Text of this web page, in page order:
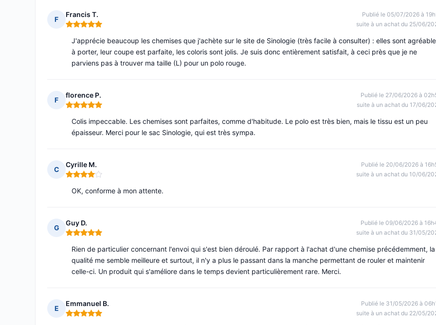
F
Francis T.
Note : 5 sur 5
Publié le 05/07/2026 à
suite à un achat du 25/06/
J'apprécie beaucoup les chemises que j'achète sur le site de Sinologie (très facile à consulter) : elles sont
à porter, leur coupe est parfaite, les coloris sont jolis. Je suis donc entièrement satisfait, à ceci près que je ne
parviens pas à trouver ma taille (L) pour un polo rouge.
F
florence P.
Note : 5 sur 5
Publié le 27/06/2026 à
suite à un achat du 17/06/
Colis impeccable. Les chemises sont parfaites, comme d'habitude. Le polo est très bien, mais le tissu est un peu
épaisseur. Merci pour le sac Sinologie, qui est très sympa.
C
Cyrille M.
Note : 4 sur 5
Publié le 20/06/2026 à
suite à un achat du 10/06/
OK, conforme à mon attente.
G
Guy D.
Note : 5 sur 5
Publié le 09/06/2026 à
suite à un achat du 31/05/
Rien de particulier concernant l'envoi qui s'est bien déroulé. Par rapport à l'achat d'une chemise précédemment, la
qualité me semble meilleure et surtout, il n'y a plus le passant dans la manche permettant de rouler et maintenir
celle-ci. Un produit qui s'améliore dans le temps devient particulièrement rare. Merci.
E
Emmanuel B.
Note : 5 sur 5
Publié le 31/05/2026 à
suite à un achat du 22/05/